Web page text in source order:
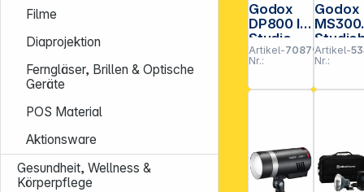
Filme
Diaprojektion
Ferngläser, Brillen & Optische
Geräte
POS Material
Aktionsware
Gesundheit, Wellness &
Körperpflege
Godox
DP800 III
Studio-
Blitzgerä
t
Artikel-
Nr.:
708794
Godox
MS300
tzgerät
300Ws
Artikel-
Nr.: